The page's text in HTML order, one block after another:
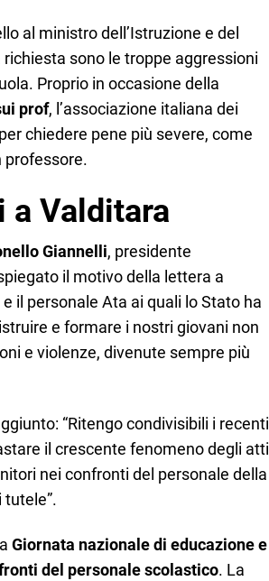
al ministro dell’Istruzione e del
richiesta sono le troppe aggressioni
Proprio in occasione della
prof, l’associazione italiana dei
chiedere pene più severe, come
professore.
a Valditara
Giannelli, presidente
il motivo della lettera a
il personale Ata ai quali lo Stato ha
e formare i nostri giovani non
e violenze, divenute sempre più
“Ritengo condivisibili i recenti
il crescente fenomeno degli atti
nei confronti del personale della
tutele”.
Giornata nazionale di educazione e
del personale scolastico. La